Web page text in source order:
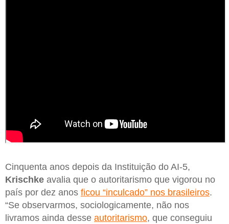
Cinquenta anos depois da Instituição do AI-5,
Krischke avalia que o autoritarismo que vigorou no
país por dez anos ficou “inculcado” nos brasileiros.
“Se observarmos, sociologicamente, não nos
livramos ainda desse autoritarismo, que conseguiu